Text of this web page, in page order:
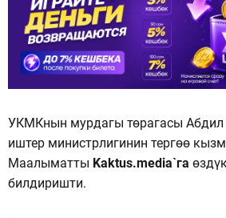
УКМКнын мурдагы төрагасы Абдил
иштер министрлигинин тергөө
Маалыматты Kaktus.media`га
билдиришти.